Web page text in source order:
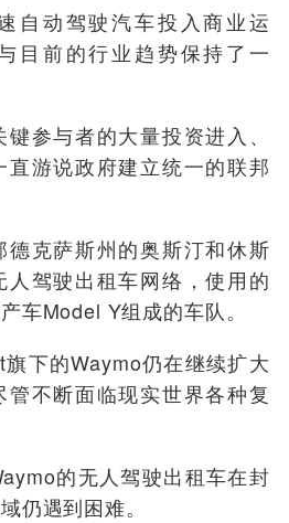
自动驾驶汽车投入商业运
目前的行业趋势保持了一
参与者的大量投资进入、
游说政府建立统一的联邦
克萨斯州的奥斯汀和休斯
驾驶出租车网络，使用的
车Model Y组成的车队。
下的Waymo仍在继续扩大
不断面临现实世界各种复
的无人驾驶出租车在封
仍遇到困难。